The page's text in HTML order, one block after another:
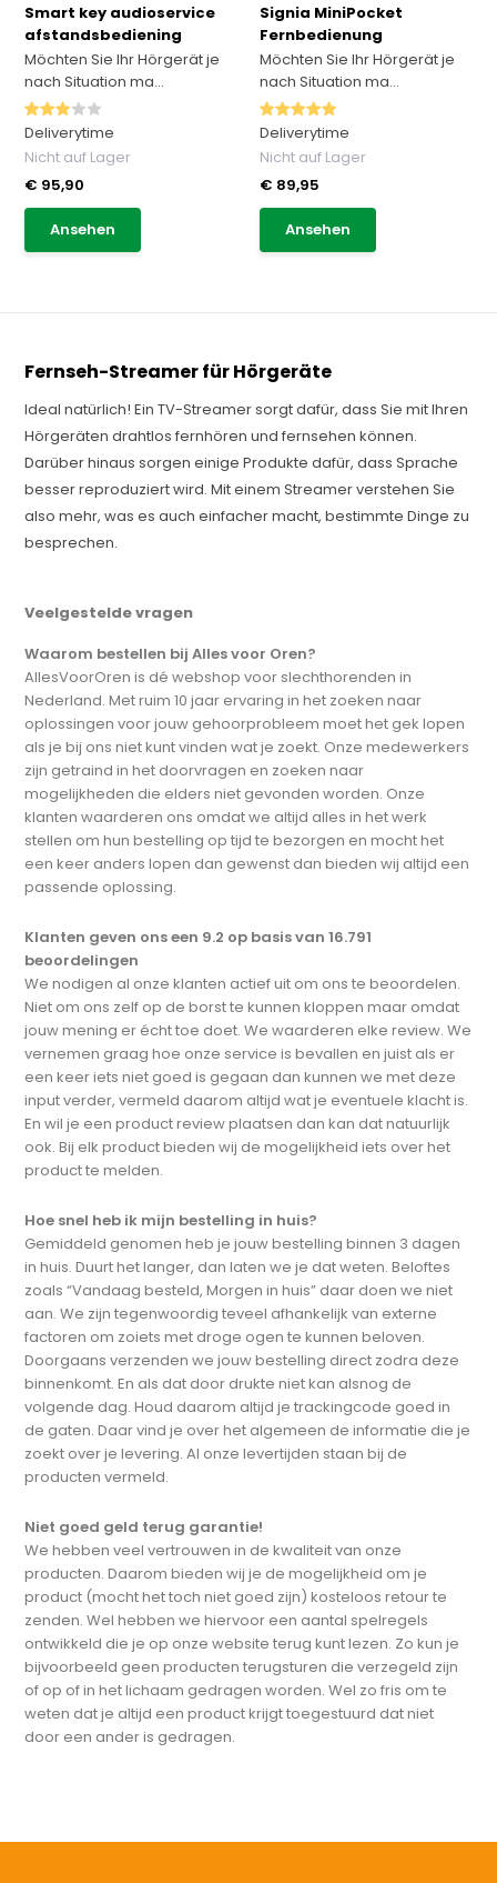
Smart key audioservice
afstandsbediening
Möchten Sie Ihr Hörgerät je
nach Situation ma...
Deliverytime
Nicht auf Lager
€ 95,90
Ansehen
Signia MiniPocket
Fernbedienung
Möchten Sie Ihr Hörgerät je
nach Situation ma...
Deliverytime
Nicht auf Lager
€ 89,95
Ansehen
Fernseh-Streamer für Hörgeräte
Ideal natürlich! Ein TV-Streamer sorgt dafür, dass Sie mit Ihren
Hörgeräten drahtlos fernhören und fernsehen können.
Darüber hinaus sorgen einige Produkte dafür, dass Sprache
besser reproduziert wird. Mit einem Streamer verstehen Sie
also mehr, was es auch einfacher macht, bestimmte Dinge zu
besprechen.
Veelgestelde vragen
Waarom bestellen bij Alles voor Oren?
AllesVoorOren is dé webshop voor slechthorenden in
Nederland. Met ruim 10 jaar ervaring in het zoeken naar
oplossingen voor jouw gehoorprobleem moet het gek lopen
als je bij ons niet kunt vinden wat je zoekt. Onze medewerkers
zijn getraind in het doorvragen en zoeken naar
mogelijkheden die elders niet gevonden worden. Onze
klanten waarderen ons omdat we altijd alles in het werk
stellen om hun bestelling op tijd te bezorgen en mocht het
een keer anders lopen dan gewenst dan bieden wij altijd een
passende oplossing.
Klanten geven ons een 9.2 op basis van 16.791
beoordelingen
We nodigen al onze klanten actief uit om ons te beoordelen.
Niet om ons zelf op de borst te kunnen kloppen maar omdat
jouw mening er écht toe doet. We waarderen elke review. We
vernemen graag hoe onze service is bevallen en juist als er
een keer iets niet goed is gegaan dan kunnen we met deze
input verder, vermeld daarom altijd wat je eventuele klacht is.
En wil je een product review plaatsen dan kan dat natuurlijk
ook. Bij elk product bieden wij de mogelijkheid iets over het
product te melden.
Hoe snel heb ik mijn bestelling in huis?
Gemiddeld genomen heb je jouw bestelling binnen 3 dagen
in huis. Duurt het langer, dan laten we je dat weten. Beloftes
zoals “Vandaag besteld, Morgen in huis” daar doen we niet
aan. We zijn tegenwoordig teveel afhankelijk van externe
factoren om zoiets met droge ogen te kunnen beloven.
Doorgaans verzenden we jouw bestelling direct zodra deze
binnenkomt. En als dat door drukte niet kan alsnog de
volgende dag. Houd daarom altijd je trackingcode goed in
de gaten. Daar vind je over het algemeen de informatie die je
zoekt over je levering. Al onze levertijden staan bij de
producten vermeld.
Niet goed geld terug garantie!
We hebben veel vertrouwen in de kwaliteit van onze
producten. Daarom bieden wij je de mogelijkheid om je
product (mocht het toch niet goed zijn) kosteloos retour te
zenden. Wel hebben we hiervoor een aantal spelregels
ontwikkeld die je op onze website terug kunt lezen. Zo kun je
bijvoorbeeld geen producten terugsturen die verzegeld zijn
of op of in het lichaam gedragen worden. Wel zo fris om te
weten dat je altijd een product krijgt toegestuurd dat niet
door een ander is gedragen.